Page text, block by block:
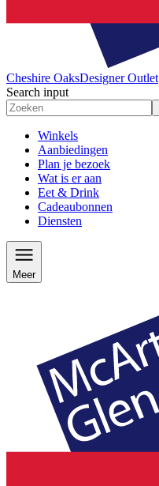
Cheshire OaksDesigner Outlet
Search input
Winkels
Aanbiedingen
Plan je bezoek
Wat is er aan
Eet & Drink
Cadeaubonnen
Diensten
Meer